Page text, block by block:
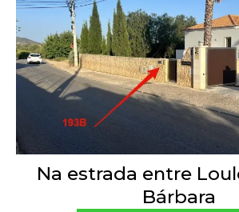
Na estrada entre
Bárbara